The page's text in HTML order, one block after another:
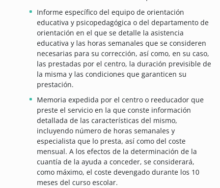
Informe específico del equipo de orientación
educativa y psicopedagógica o del departamento de
orientación en el que se detalle la asistencia
educativa y las horas semanales que se consideren
necesarias para su corrección, así como, en su caso,
las prestadas por el centro, la duración previsible de
la misma y las condiciones que garanticen su
prestación.
Memoria expedida por el centro o reeducador que
preste el servicio en la que conste información
detallada de las características del mismo,
incluyendo número de horas semanales y
especialista que lo presta, así como del coste
mensual. A los efectos de la determinación de la
cuantía de la ayuda a conceder, se considerará,
como máximo, el coste devengado durante los 10
meses del curso escolar.